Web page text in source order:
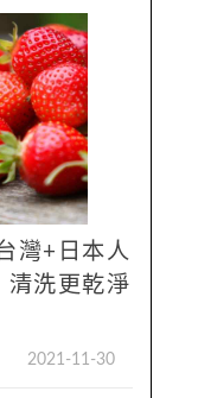
灣+日本人
清洗更乾淨
2021-11-30